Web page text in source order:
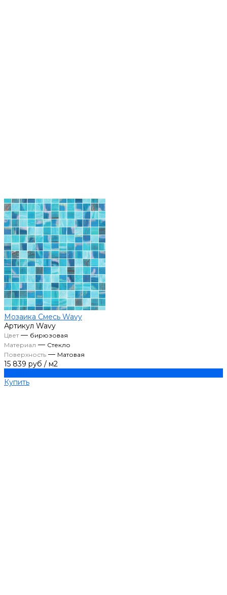
Мозаика Смесь Wavy
Артикул Wavy
Цвет— бирюзовая
Материал — Стекло
Поверхность — Матовая
15 839 руб / м2
Купить